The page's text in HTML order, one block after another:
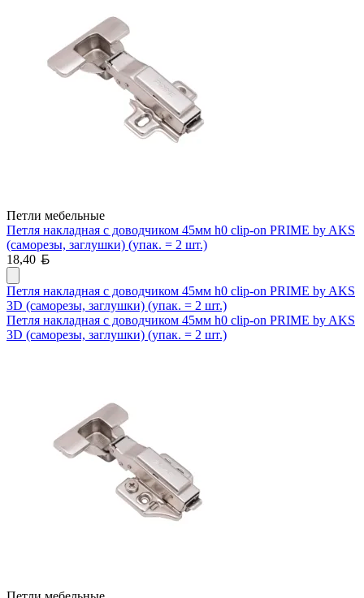
Петли мебельные
Петля накладная с доводчиком 45мм h0 clip-on PRIME by AKS
(саморезы, заглушки) (упак. = 2 шт.)
18,40
Петля накладная с доводчиком 45мм h0 clip-on PRIME by AKS
3D (саморезы, заглушки) (упак. = 2 шт.)
Петля накладная с доводчиком 45мм h0 clip-on PRIME by AKS
3D (саморезы, заглушки) (упак. = 2 шт.)